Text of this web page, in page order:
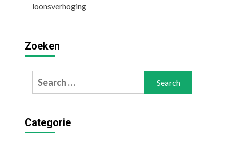
loonsverhoging
Zoeken
Search
for:
Categorie